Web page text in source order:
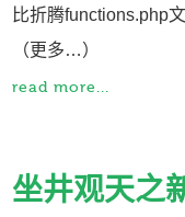
比折腾functions.php
（更多…）
read more...
坐井观天之